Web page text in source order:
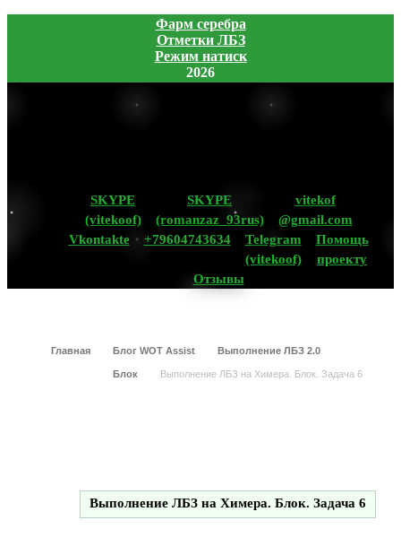
Фарм серебра
Отметки ЛБЗ
Режим натиск
2026
SKYPE
(vitekoof)
SKYPE
(romanzaz_93rus)
vitekof
@gmail.com
Vkontakte
+79604743634
Telegram
(vitekoof)
Помощь
проекту
Отзывы
Главная Блог WOT Assist Выполнение ЛБЗ 2.0
Блок Выполнение ЛБЗ на Химера. Блок. Задача 6
Выполнение ЛБЗ на Химера. Блок. Задача 6